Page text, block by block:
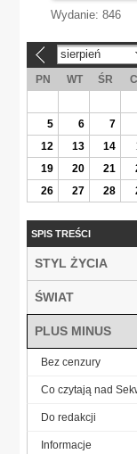
Wydanie: 846
sierpień
PN WT ŚR
5
6 7
12
13 14
19
20 21
26
27 28
SPIS TREŚCI
STYL ŻYCIA
ŚWIAT
PLUS MINUS
Bez cenzury
Co czytają nad
Do redakcji
Informacje